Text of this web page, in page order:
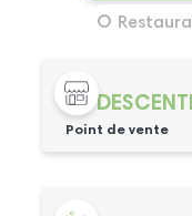
LA
Point de vente